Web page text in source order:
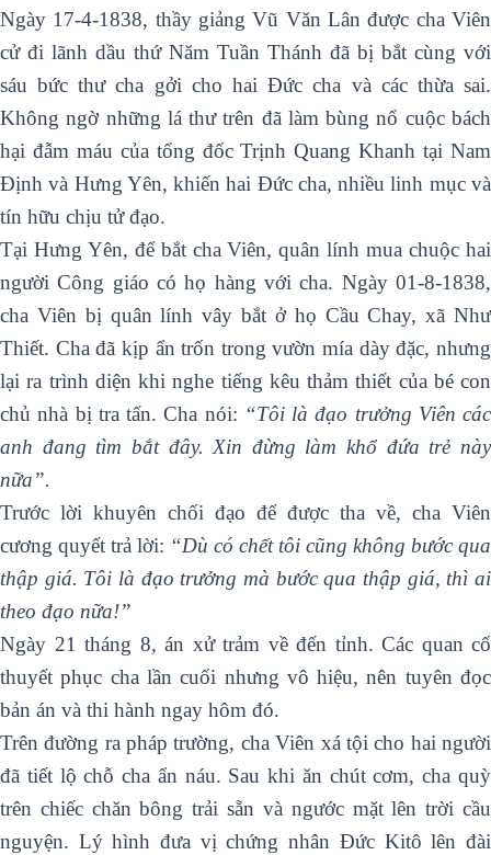
Ngày 17-4-1838, thầy giảng Vũ Văn Lân được cha Viên
cử đi lãnh dầu thứ Năm Tuần Thánh đã bị bắt cùng với
sáu bức thư cha gởi cho hai Đức cha và các thừa sai.
Không ngờ những lá thư trên đã làm bùng nổ cuộc bách
hại đẫm máu của tổng đốc Trịnh Quang Khanh tại Nam
Định và Hưng Yên, khiến hai Đức cha, nhiều linh mục và
tín hữu chịu tử đạo.
Tại Hưng Yên, để bắt cha Viên, quân lính mua chuộc hai
người Công giáo có họ hàng với cha. Ngày 01-8-1838,
cha Viên bị quân lính vây bắt ở họ Cầu Chay, xã Như
Thiết. Cha đã kịp ẩn trốn trong vườn mía dày đặc, nhưng
lại ra trình diện khi nghe tiếng kêu thảm thiết của bé con
chủ nhà bị tra tấn. Cha nói: “Tôi là đạo trưởng Viên các
anh đang tìm bắt đây. Xin đừng làm khổ đứa trẻ này
nữa”.
Trước lời khuyên chối đạo để được tha về, cha Viên
cương quyết trả lời: “Dù có chết tôi cũng không bước qua
thập giá. Tôi là đạo trưởng mà bước qua thập giá, thì ai
theo đạo nữa!”
Ngày 21 tháng 8, án xử trảm về đến tỉnh. Các quan cố
thuyết phục cha lần cuối nhưng vô hiệu, nên tuyên đọc
bản án và thi hành ngay hôm đó.
Trên đường ra pháp trường, cha Viên xá tội cho hai người
đã tiết lộ chỗ cha ẩn náu. Sau khi ăn chút cơm, cha quỳ
trên chiếc chăn bông trải sẵn và ngước mặt lên trời cầu
nguyện. Lý hình đưa vị chứng nhân Đức Kitô lên đài